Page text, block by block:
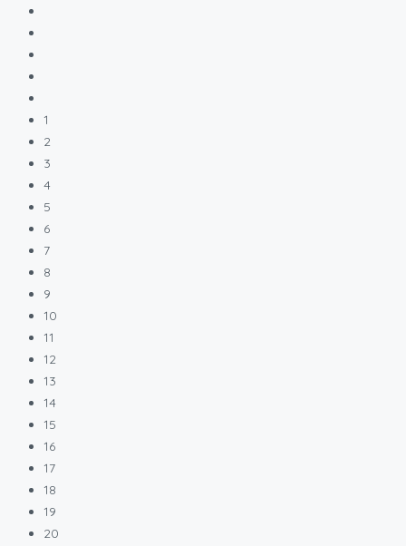
1
2
3
4
5
6
7
8
9
10
11
12
13
14
15
16
17
18
19
20